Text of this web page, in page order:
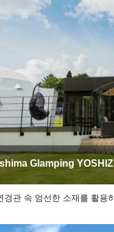
Glamping
경관 속 엄선한 소재를 활용